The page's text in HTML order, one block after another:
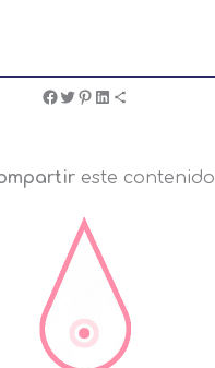
Share
Share
Share
Share
Share
este contenido